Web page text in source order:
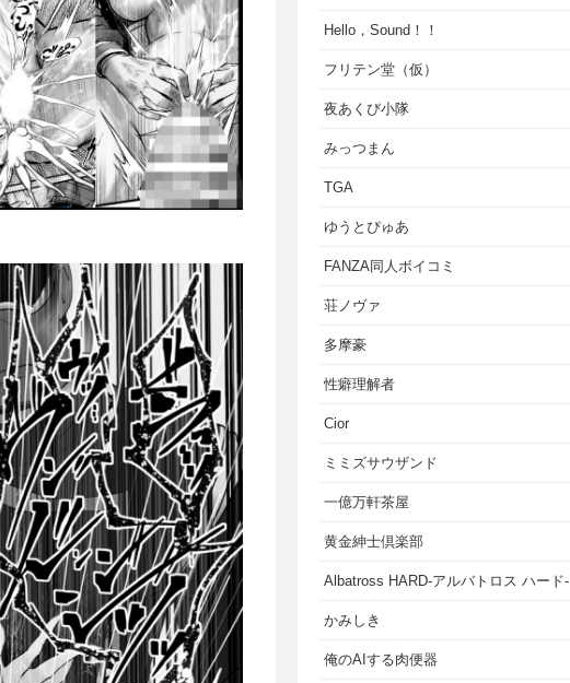
Hello，Sound！！
フリテン堂（仮）
夜あくび小隊
みっつまん
TGA
ゆうとぴゅあ
FANZA同人ボイコミ
荘ノヴァ
多摩豪
性癖理解者
Cior
ミミズサウザンド
一億万軒茶屋
黄金紳士倶楽部
Albatross HARD‐アルバトロス ハード‐
かみしき
俺のAIする肉便器